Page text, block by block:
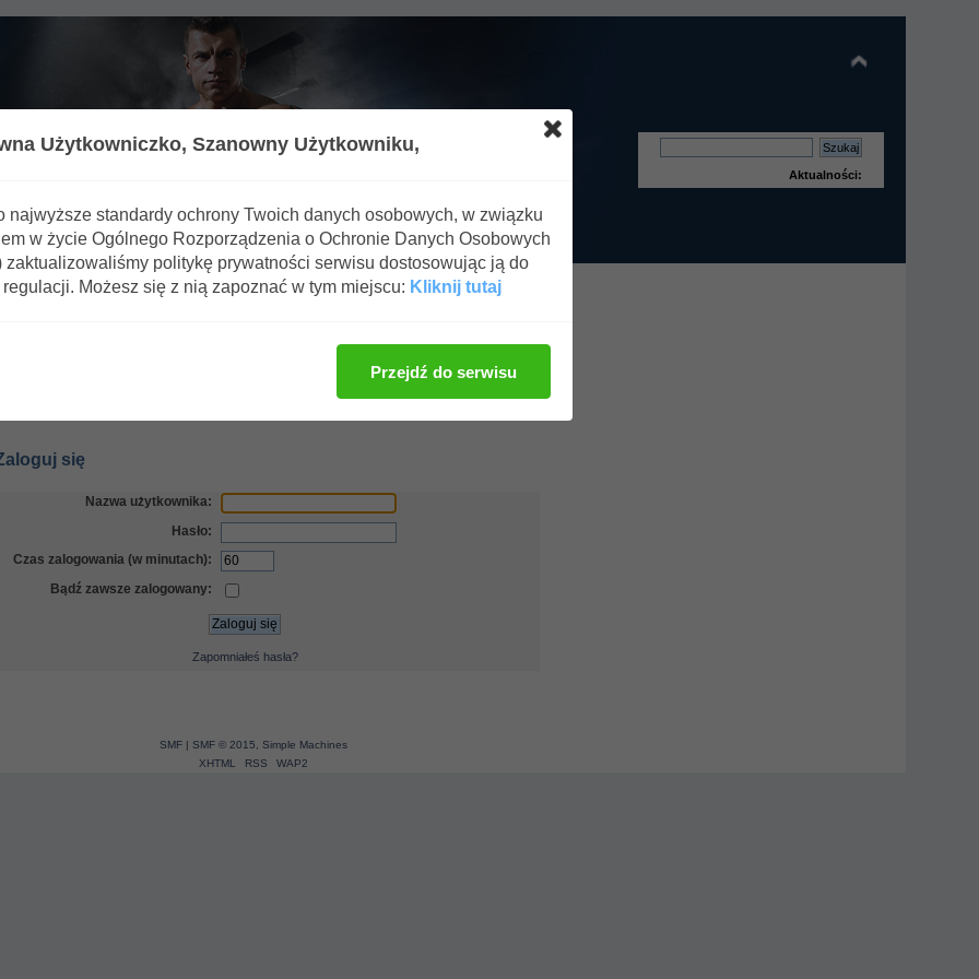
Aktualności:
się
Nazwa użytkownika:
Hasło:
Czas zalogowania (w minutach):
Bądź zawsze zalogowany:
Zapomniałeś hasła?
SMF| SMF © 2015
Simple Machines
XHTML
RSS WAP2
Użytkowniczko, Szanowny Użytkowniku,
najwyższe standardy ochrony Twoich danych osobowych, w związku
w życie Ogólnego Rozporządzenia o Ochronie Danych Osobowych
zaktualizowaliśmy politykę prywatności serwisu dostosowując ją do
Możesz się z nią zapoznać w tym miejscu: Kliknij tutaj
Przejdź do serwisu